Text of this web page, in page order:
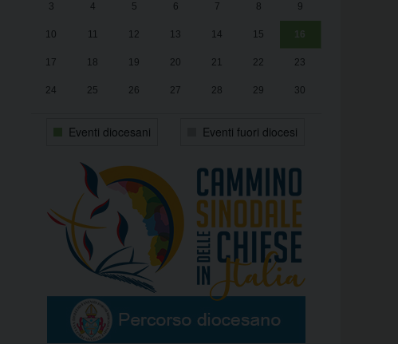
3 4 5 6 7 8 9
10 11 12 13 14 15 16
17 18 19 20 21 22 23
24 25 26 27 28 29 30
Eventi diocesani Eventi fuori diocesi